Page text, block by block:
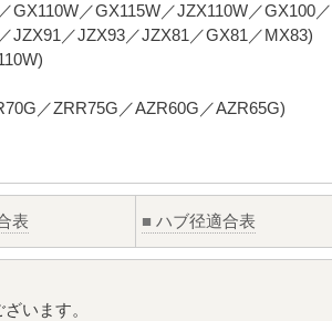
GX110W／GX115W／JZX110W／GX100／
JZX91／JZX93／JZX81／GX81／MX83)
／ZRR75G／AZR60G／AZR65G)
表 ■ ハブ径適合表
います。